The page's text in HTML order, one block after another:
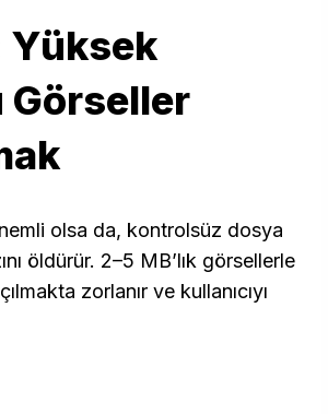
Yüksek
Görseller
olsa da, kontrolsüz dosya
öldürür. 2–5 MB’lık görsellerle
zorlanır ve kullanıcıyı